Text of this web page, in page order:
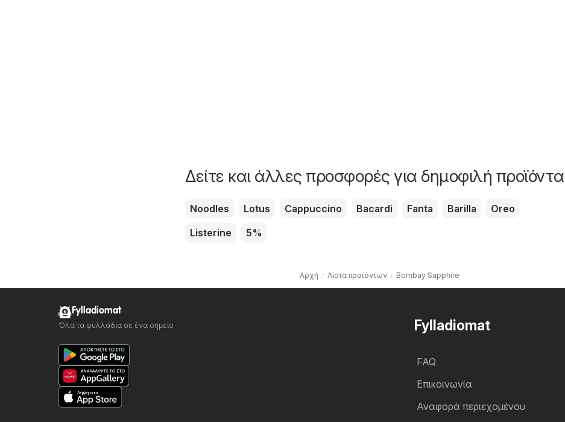
Δείτε και άλλες προσφορές για δημοφιλή προϊόντα
Noodles Lotus Cappuccino Bacardi Fanta Barilla
Oreo
Listerine
5%
Αρχή Λίστα προϊόντων Bombay Sapphire
Fylladiomat
FAQ
Επικοινωνία
Αναφορά περιεχομένου
Fylladiomat
Όλα τα φυλλάδια σε ένα σημείο